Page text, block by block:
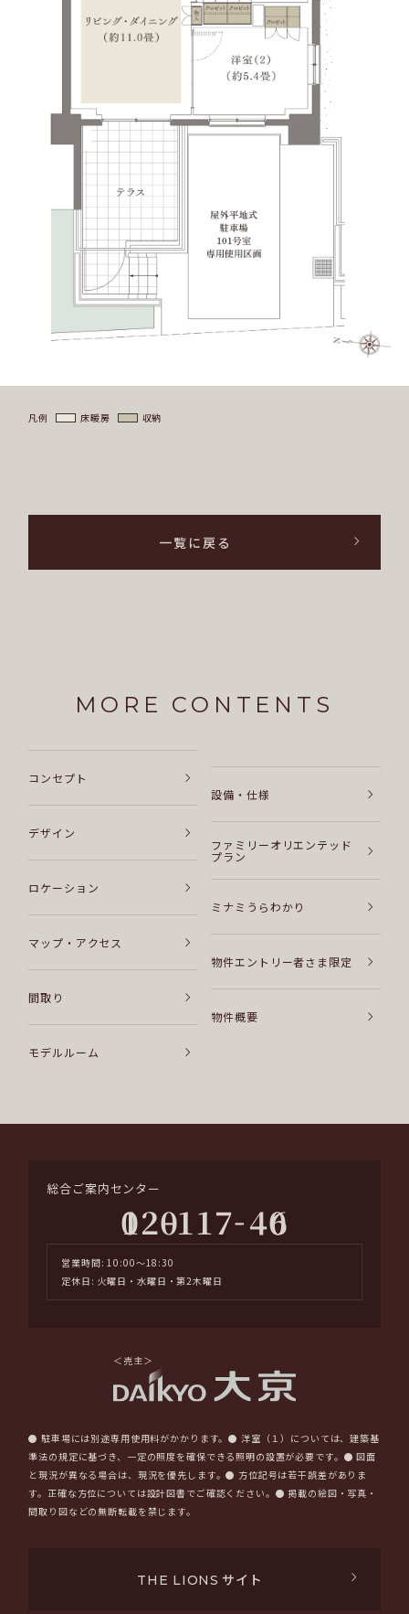
凡例 床暖房 収納
一覧に戻る
MORE CONTENTS
コンセプト
デザイン
ロケーション
マップ・アクセス
間取り
モデルルーム
設備・仕様
ファミリーオリエンテッド
プラン
ミナミうらわかり
物件エントリー者さま限定
物件概要
総合ご案内センター
0120-117-406
営業時間: 10:00～18:30
定休日: 火曜日・水曜日・第2木曜日
＜売主＞
● 駐車場には別途専用使用料がかかります。● 洋室（１）については、建築基
準法の規定に基づき、一定の照度を確保できる照明の設置が必要です。● 図面
と現況が異なる場合は、現況を優先します。● 方位記号は若干誤差がありま
す。正確な方位については設計図書でご確認ください。● 掲載の絵図・写真・
間取り図などの無断転載を禁じます。
THE LIONS サイト